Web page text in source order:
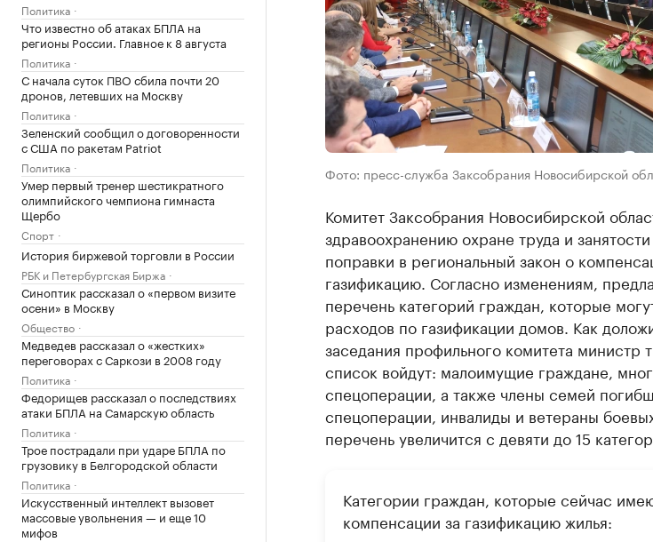
Политика
Что известно об атаках БПЛА на
регионы России. Главное к 8 августа
Политика
С начала суток ПВО сбила почти 20
дронов, летевших на Москву
Политика
Зеленский сообщил о договоренности
с США по ракетам Patriot
Политика
Умер первый тренер шестикратного
олимпийского чемпиона гимнаста
Щербо
Спорт
История биржевой торговли в России
РБК и Петербургская Биржа
Синоптик рассказал о «первом визите
осени» в Москву
Общество
Медведев рассказал о «жестких»
переговорах с Саркози в 2008 году
Политика
Федорищев рассказал о последствиях
атаки БПЛА на Самарскую область
Политика
Трое пострадали при ударе БПЛА по
грузовику в Белгородской области
Политика
Искусственный интеллект вызовет
массовые увольнения — и еще 10
мифов
Фото: пресс-служба Заксобрания Новосибирской
Комитет Заксобрания Новосибирской
здравоохранению охране труда и
поправки в региональный закон о
газификацию. Согласно изменениям,
перечень категорий граждан, которые
расходов по газификации домов. Как
заседания профильного комитета министр
список войдут: малоимущие граждане,
спецоперации, а также члены семей
спецоперации, инвалиды и ветераны
перечень увеличится с девяти до 15
Категории граждан, которые сейчас
компенсации за газификацию жилья: